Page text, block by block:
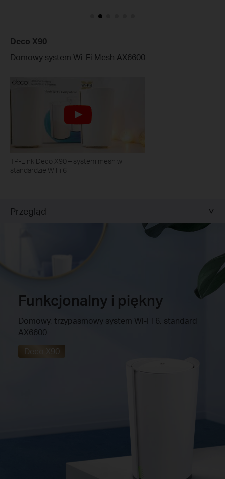
Deco X90
Domowy system Wi-Fi Mesh AX6600
TP-Link Deco X90 – system mesh w
standardzie WiFi 6
Przegląd
Funkcjonalny i piękny
Domowy, trzypasmowy system Wi-Fi 6, standard
AX6600
Deco X90